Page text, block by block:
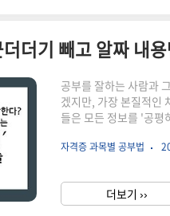
더기 빼고 알짜 내
공부를 잘하는 사람과
겠지만, 가장 본질적인
들은 모든 정보를 '공평
은 수많은 텍스트 중에
속에 지식의 '최소 단위'
위가 아닙니다. 그것은
자격증 과목별 공부법
더보기 ››